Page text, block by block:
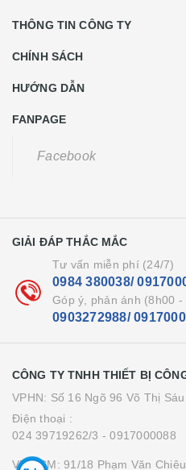
THÔNG TIN CÔNG TY
CHÍNH SÁCH
HƯỚNG DẪN
FANPAGE
Facebook
GIẢI ĐÁP THẮC MẮC
Tư vấn miễn phí (24/7)
0984 380038/
Góp ý, phản ánh (8h00 -
0903272988/
CÔNG TY TNHH THIẾT BỊ
VPHN: Số 16 Ngõ 96 Võ Thị
Điện thoại :
024 39719262/3 - 0917000088
VP HCM: 91/18 Phạm Văn